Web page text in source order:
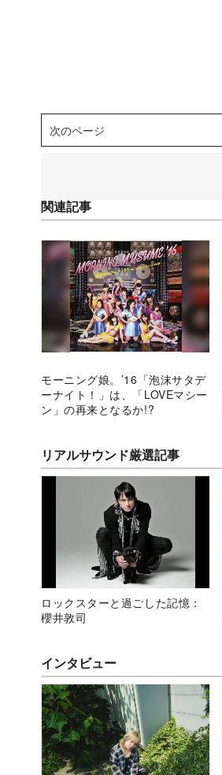
次のページ
関連記事
モーニング娘。’16「泡沫サタデ
ーナイト！」は、「LOVEマシー
ン」の再来となるか!?
リアルサウンド厳選記事
ロックスターと過ごした記憶：
櫻井敦司
インタビュー